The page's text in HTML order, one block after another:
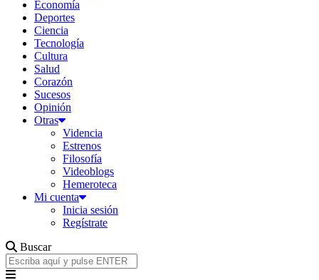
Economía
Deportes
Ciencia
Tecnología
Cultura
Salud
Corazón
Sucesos
Opinión
Otras
Videncia
Estrenos
Filosofía
Videoblogs
Hemeroteca
Mi cuenta
Inicia sesión
Regístrate
Buscar